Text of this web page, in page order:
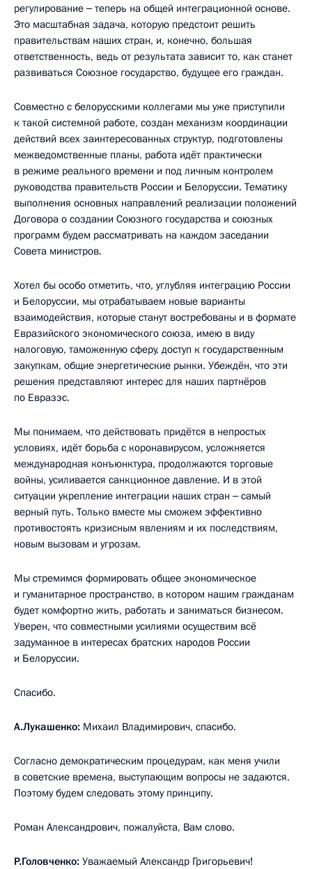
регулирование ‒ теперь на общей интеграционной основе.
Это масштабная задача, которую предстоит решить
правительствам наших стран, и, конечно, большая
ответственность, ведь от результата зависит то, как станет
развиваться Союзное государство, будущее его граждан.
Совместно с белорусскими коллегами мы уже приступили
к такой системной работе, создан механизм координации
действий всех заинтересованных структур, подготовлены
межведомственные планы, работа идёт практически
в режиме реального времени и под личным контролем
руководства правительств России и Белоруссии. Тематику
выполнения основных направлений реализации положений
Договора о создании Союзного государства и союзных
программ будем рассматривать на каждом заседании
Совета министров.
Хотел бы особо отметить, что, углубляя интеграцию России
и Белоруссии, мы отрабатываем новые варианты
взаимодействия, которые станут востребованы и в формате
Евразийского экономического союза, имею в виду
налоговую, таможенную сферу, доступ к государственным
закупкам, общие энергетические рынки. Убеждён, что эти
решения представляют интерес для наших партнёров
по Евразэс.
Мы понимаем, что действовать придётся в непростых
условиях, идёт борьба с коронавирусом, усложняется
международная конъюнктура, продолжаются торговые
войны, усиливается санкционное давление. И в этой
ситуации укрепление интеграции наших стран ‒ самый
верный путь. Только вместе мы сможем эффективно
противостоять кризисным явлениям и их последствиям,
новым вызовам и угрозам.
Мы стремимся формировать общее экономическое
и гуманитарное пространство, в котором нашим гражданам
будет комфортно жить, работать и заниматься бизнесом.
Уверен, что совместными усилиями осуществим всё
задуманное в интересах братских народов России
и Белоруссии.
Спасибо.
А.Лукашенко: Михаил Владимирович, спасибо.
Согласно демократическим процедурам, как меня учили
в советские времена, выступающим вопросы не задаются.
Поэтому будем следовать этому принципу.
Роман Александрович, пожалуйста, Вам слово.
Р.Головченко: Уважаемый Александр Григорьевич!